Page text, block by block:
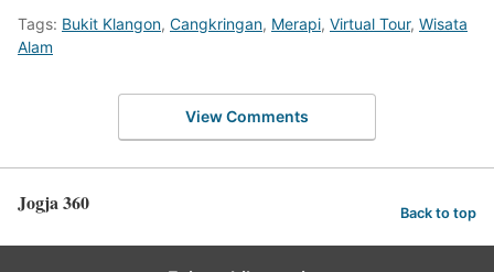
Tags: Bukit Klangon, Cangkringan, Merapi, Virtual Tour, Wisata
Alam
View Comments
Jogja 360 Back to top